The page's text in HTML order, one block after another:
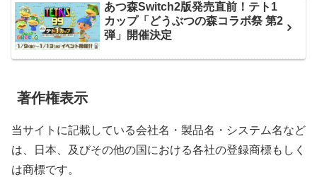
あつ森Switch2版発売直前！テト1
カップ「どうぶつの森コラボ祭 第2
弾」開催決定
著作権表示
当サイトに記載している会社名・製品名・システム名など
は、日本、及びその他の国における各社の登録商標もしく
は商標です。